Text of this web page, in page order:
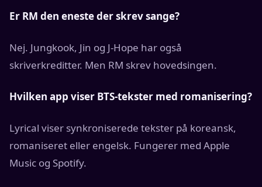
Er RM den eneste der skrev sange?
Nej. Jungkook, Jin og J-Hope har også
skriverkreditter. Men RM skrev hovedsingen.
Hvilken app viser BTS-tekster med romanisering?
Lyrical viser synkroniserede tekster på koreansk,
romaniseret eller engelsk. Fungerer med Apple
Music og Spotify.